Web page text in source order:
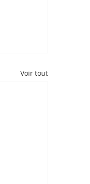
Voir tout